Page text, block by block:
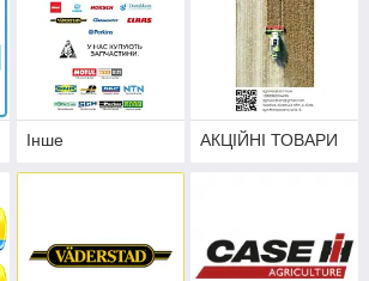
Інше АКЦІЙНІ ТОВАРИ